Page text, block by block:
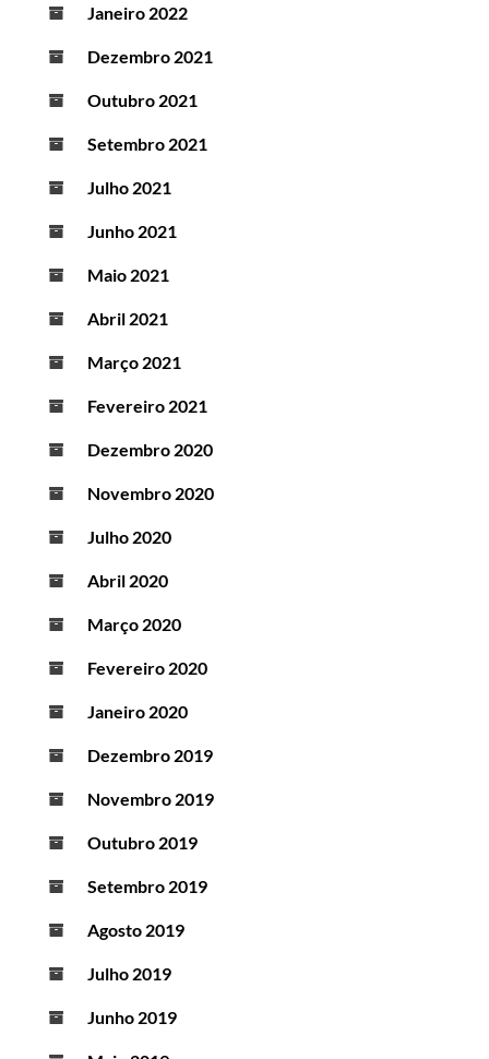
Janeiro 2022
Dezembro 2021
Outubro 2021
Setembro 2021
Julho 2021
Junho 2021
Maio 2021
Abril 2021
Março 2021
Fevereiro 2021
Dezembro 2020
Novembro 2020
Julho 2020
Abril 2020
Março 2020
Fevereiro 2020
Janeiro 2020
Dezembro 2019
Novembro 2019
Outubro 2019
Setembro 2019
Agosto 2019
Julho 2019
Junho 2019